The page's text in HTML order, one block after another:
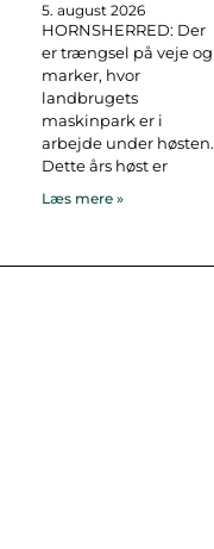
5. august 2026
HORNSHERRED: Der
er trængsel på veje og
marker, hvor
landbrugets
maskinpark er i
arbejde under høsten.
Dette års høst er
Læs mere »